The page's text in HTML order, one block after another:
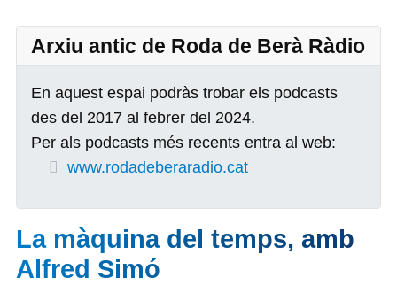
Arxiu antic de Roda de Berà Ràdio
En aquest espai podràs trobar els podcasts
des del 2017 al febrer del 2024.
Per als podcasts més recents entra al web:
www.rodadeberaradio.cat
La màquina del temps, amb
Alfred Simó